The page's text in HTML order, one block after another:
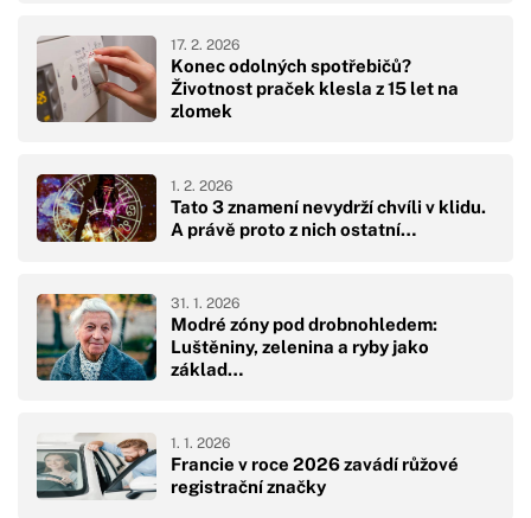
Konec odolných spotřebičů?
Životnost praček klesla z 15 let na
zlomek
17. 2. 2026
Tato 3 znamení nevydrží chvíli v klidu.
A právě proto z nich ostatní…
1. 2. 2026
Modré zóny pod drobnohledem:
Luštěniny, zelenina a ryby jako
základ…
31. 1. 2026
Francie v roce 2026 zavádí růžové
registrační značky
1. 1. 2026